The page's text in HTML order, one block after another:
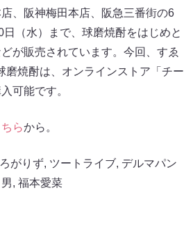
、阪神梅田本店、阪急三番街の6
（水）まで、球磨焼酎をはじめと
が販売されています。今回、すゑ
磨焼酎は、オンラインストア「チー
可能です。
らから。
がりず, ツートライブ, デルマパン
, 福本愛菜